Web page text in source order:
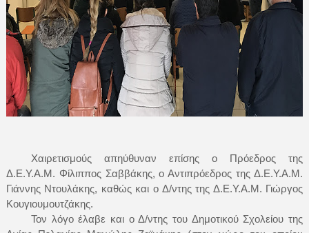
Χαιρετισμούς απηύθυναν επίσης ο Πρόεδρος της
Δ.Ε.Υ.Α.Μ. Φίλιππος Σαββάκης, ο Αντιπρόεδρος της Δ.Ε.Υ.Α.Μ.
Γιάννης Ντουλάκης, καθώς και ο Δ/ντης της Δ.Ε.Υ.Α.Μ. Γιώργος
Κουγιουμουτζάκης.
Τον λόγο έλαβε και ο Δ/ντης του Δημοτικού Σχολείου της